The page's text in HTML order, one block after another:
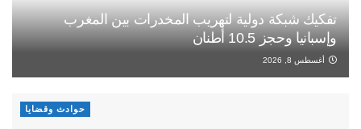
تفكيك شبكة دولية لتهريب المخدرات بين المغرب
وإسبانيا وحجز 10.5 أطنان
أغسطس 8, 2026
حوادث وقضايا